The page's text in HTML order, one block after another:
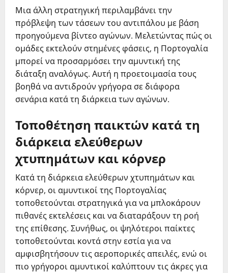
Μια άλλη στρατηγική περιλαμβάνει την
πρόβλεψη των τάσεων του αντιπάλου με βάση
προηγούμενα βίντεο αγώνων. Μελετώντας πώς οι
ομάδες εκτελούν στημένες φάσεις, η Πορτογαλία
μπορεί να προσαρμόσει την αμυντική της
διάταξη αναλόγως. Αυτή η προετοιμασία τους
βοηθά να αντιδρούν γρήγορα σε διάφορα
σενάρια κατά τη διάρκεια των αγώνων.
Τοποθέτηση παικτών κατά τη
διάρκεια ελεύθερων
χτυπημάτων και κόρνερ
Κατά τη διάρκεια ελεύθερων χτυπημάτων και
κόρνερ, οι αμυντικοί της Πορτογαλίας
τοποθετούνται στρατηγικά για να μπλοκάρουν
πιθανές εκτελέσεις και να διαταράξουν τη ροή
της επίθεσης. Συνήθως, οι ψηλότεροι παίκτες
τοποθετούνται κοντά στην εστία για να
αμφισβητήσουν τις αεροπορικές απειλές, ενώ οι
πιο γρήγοροι αμυντικοί καλύπτουν τις άκρες για